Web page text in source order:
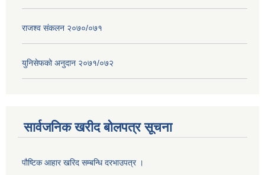
राजश्व संकलन २०७०/०७१
युनिसेफको अनुदान २०७१/०७२
सार्वजनिक खरीद बोलपत्र सूचना
पौष्टिक आहार खरिद सम्बन्धि दरभाउपत्र ।